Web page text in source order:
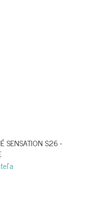
SENSATION S26 -